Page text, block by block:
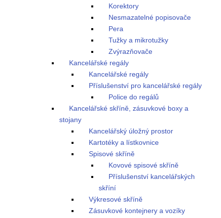
Korektory
Nesmazatelné popisovače
Pera
Tužky a mikrotužky
Zvýrazňovače
Kancelářské regály
Kancelářské regály
Příslušenství pro kancelářské regály
Police do regálů
Kancelářské skříně, zásuvkové boxy a
stojany
Kancelářský úložný prostor
Kartotéky a lístkovnice
Spisové skříně
Kovové spisové skříně
Příslušenství kancelářských
skříní
Výkresové skříně
Zásuvkové kontejnery a vozíky